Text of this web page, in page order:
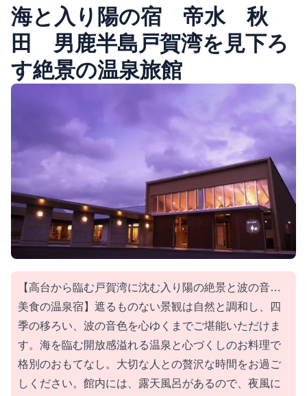
海と入り陽の宿 帝水 秋
田 男鹿半島戸賀湾を見下ろ
す絶景の温泉旅館
【高台から臨む戸賀湾に沈む入り陽の絶景と波の音…
美食の温泉宿】遮るものない景観は自然と調和し、四
季の移ろい、波の音色を心ゆくまでご堪能いただけま
す。海を臨む開放感溢れる温泉と心づくしのお料理で
格別のおもてなし。大切な人との贅沢な時間をお過ご
しください。館内には、露天風呂があるので、夜風に